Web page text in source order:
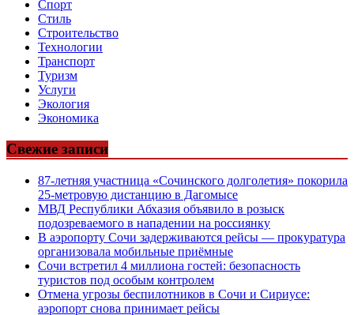
Спорт
Стиль
Строительство
Технологии
Транспорт
Туризм
Услуги
Экология
Экономика
Свежие записи
87-летняя участница «Сочинского долголетия» покорила
25-метровую дистанцию в Дагомысе
МВД Республики Абхазия объявило в розыск
подозреваемого в нападении на россиянку
В аэропорту Сочи задерживаются рейсы — прокуратура
организовала мобильные приёмные
Сочи встретил 4 миллиона гостей: безопасность
туристов под особым контролем
Отмена угрозы беспилотников в Сочи и Сириусе:
аэропорт снова принимает рейсы